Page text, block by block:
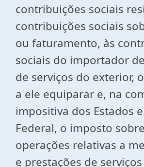
contribuições sociais
contribuições sociais
ou faturamento, às
sociais do importador
de serviços do exterior,
a ele equiparar e, na
impositiva dos Estados
Federal, o imposto sobre
operações relativas a
e prestações de serviços